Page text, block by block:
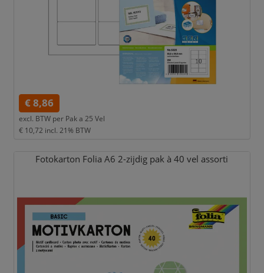
€ 8,86
excl. BTW per Pak a 25 Vel
€ 10,72 incl. 21% BTW
Fotokarton Folia A6 2-zijdig pak à 40 vel assorti